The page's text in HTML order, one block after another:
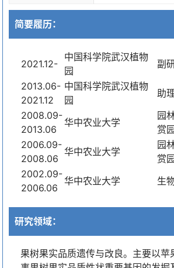
简要履历：
2021.12-
中国科学院武汉植物
园
副
2013.06-
2021.12
中国科学院武汉植物
园
助
2008.09-
2013.06
华中农业大学
园
赏
2006.09-
2008.06
华中农业大学
园
赏
2002.09-
2006.06
华中农业大学 生
研究领域：
果树果实品质遗传与改良。主要以苹